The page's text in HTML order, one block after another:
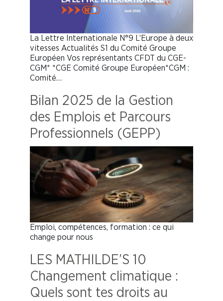
La Lettre Internationale N°9 L’Europe à deux
vitesses Actualités S1 du Comité Groupe
Européen Vos représentants CFDT du CGE-
CGM* *CGE Comité Groupe Européen*CGM :
Comité…
Bilan 2025 de la Gestion
des Emplois et Parcours
Professionnels (GEPP)
Emploi, compétences, formation : ce qui
change pour nous
LES MATHILDE’S 10
Changement climatique :
Quels sont tes droits au